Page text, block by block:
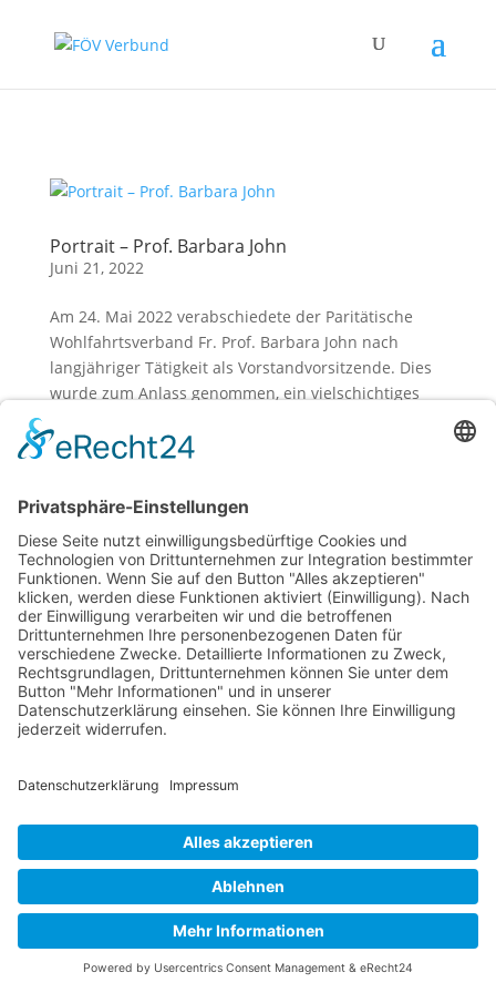
Portrait – Prof. Barbara John
Juni 21, 2022
Am 24. Mai 2022 verabschiedete der Paritätische
Wohlfahrtsverband Fr. Prof. Barbara John nach
langjähriger Tätigkeit als Vorstandvorsitzende. Dies
wurde zum Anlass genommen, ein vielschichtiges
(Buchtitel: „Alles Leben...
Buy now